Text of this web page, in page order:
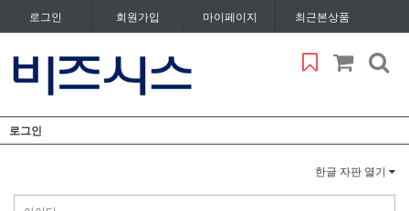
로그인 회원가입 마이페이지 최근본상품
로그인
한글 자판 열기